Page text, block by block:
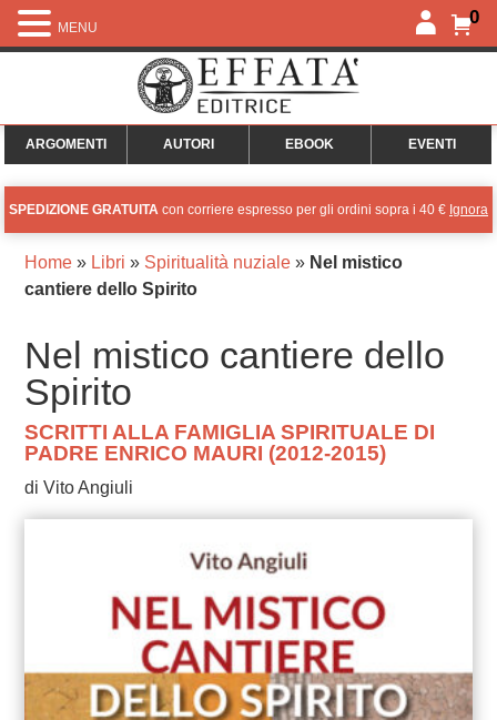
0
ARGOMENTI AUTORI EBOOK EVENTI
SPEDIZIONE GRATUITA con corriere espresso per gli ordini sopra i 40 € Ignora
Home» Libri » Spiritualità nuziale» Nel mistico
cantiere dello Spirito
Nel mistico cantiere dello
Spirito
SCRITTI ALLA FAMIGLIA SPIRITUALE DI
PADRE ENRICO MAURI (2012-2015)
di Vito Angiuli
MENU